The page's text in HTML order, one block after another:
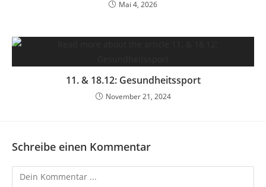
Mai 4, 2026
11. & 18.12: Gesundheitssport
November 21, 2024
Schreibe einen Kommentar